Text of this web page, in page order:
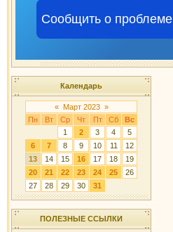
Сообщить о проблеме
Календарь
« Март 2023 »
Пн
Вт Ср Чт Пт Сб
Вс
1
2 3 4
5
6
7 8 9 10 11
12
13
14 15 16 17 18
19
20
21 22 23 24 25
26
27
28 29 30 31
ПОЛЕЗНЫЕ ССЫЛКИ